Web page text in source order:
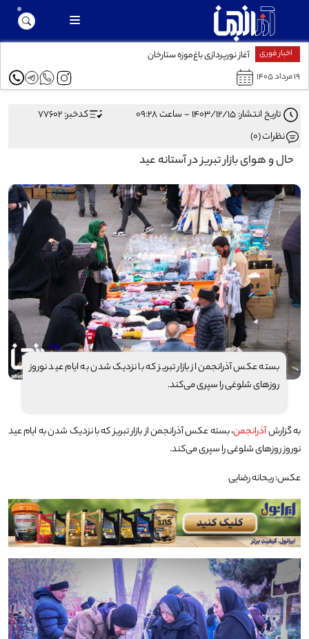
اخبار فوری آغاز نورپردازی باغ‌موزه ستارخان
۱۹ مرداد ۱۴۰۵
تاریخ انتشار: ۱۴۰۳/۱۲/۱۵ - ساعت ۰۹:۲۸
کدخبر: 77602
نظرات (0)
حال و هوای بازار تبریز در آستانه عید
بسته عکس آذرانجمن از بازار تبریز که با نزدیک شدن به ایام عید نوروز
روزهای شلوغی را سپری می‌کند.
به گزارشآذرانجمن، بسته عکس آذرانجمن از بازار تبریز که با نزدیک شدن به ایام عید
نوروز روزهای شلوغی را سپری می‌کند.
عکس: ریحانه رضایی